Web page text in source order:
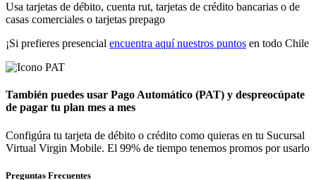
Usa tarjetas de débito, cuenta rut, tarjetas de crédito bancarias o de
casas comerciales o tarjetas prepago
¡Si prefieres presencial encuentra aquí nuestros puntos en todo Chile
También puedes usar Pago Automático (PAT) y despreocúpate
de pagar tu plan mes a mes
Configúra tu tarjeta de débito o crédito como quieras en tu Sucursal
Virtual Virgin Mobile. El 99% de tiempo tenemos promos por usarlo
Preguntas Frecuentes